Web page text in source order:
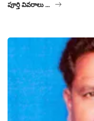
పూర్తి వివరాలు ...